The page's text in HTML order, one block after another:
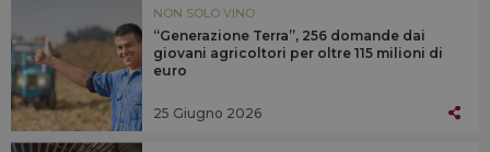
NON SOLO VINO
“Generazione Terra”, 256 domande dai
giovani agricoltori per oltre 115 milioni di
euro
25 Giugno 2026